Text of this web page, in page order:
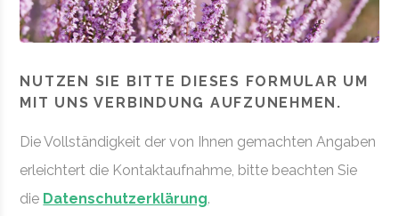
NUTZEN SIE BITTE DIESES FORMULAR UM
MIT UNS VERBINDUNG AUFZUNEHMEN.
Die Vollständigkeit der von Ihnen gemachten Angaben
erleichtert die Kontaktaufnahme, bitte beachten Sie
die Datenschutzerklärung.